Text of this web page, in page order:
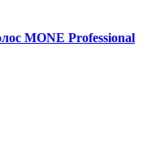
MONE Professional